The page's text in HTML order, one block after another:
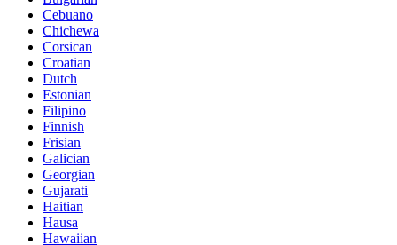
Cebuano
Chichewa
Corsican
Croatian
Dutch
Estonian
Filipino
Finnish
Frisian
Galician
Georgian
Gujarati
Haitian
Hausa
Hawaiian